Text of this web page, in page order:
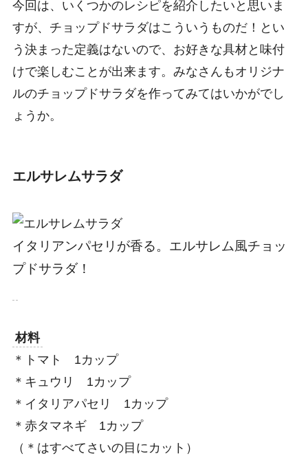
今回は、いくつかのレシピを紹介したいと思いま
すが、チョップドサラダはこういうものだ！とい
う決まった定義はないので、お好きな具材と味付
けで楽しむことが出来ます。みなさんもオリジナ
ルのチョップドサラダを作ってみてはいかがでし
ょうか。
エルサレムサラダ
イタリアンパセリが香る。エルサレム風チョッ
プドサラダ！
材料
＊トマト 1カップ
＊キュウリ 1カップ
＊イタリアパセリ 1カップ
＊赤タマネギ 1カップ
（＊はすべてさいの目にカット）